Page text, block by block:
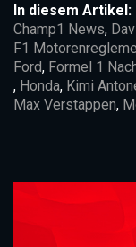
In diesem Artikel:
Champ1 News,
F1
Ford, Formel 1
, Honda, Kimi
Max Verstappen,